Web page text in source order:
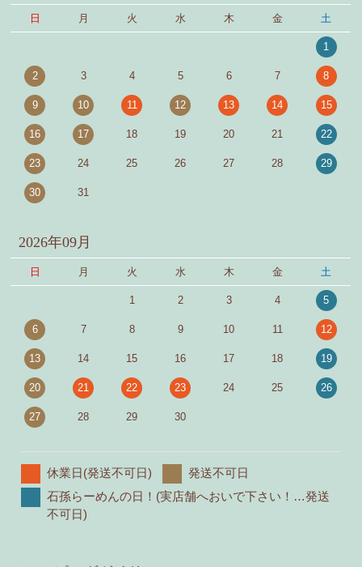
日 月 火 水 木 金 土
1
2 3 4 5 6 7 8
9 10 11 12 13 14 15
16 17 18 19 20 21 22
23 24 25 26 27 28 29
30 31
2026年09月
日 月 火 水 木 金 土
1 2 3 4 5
6 7 8 9 10 11 12
13 14 15 16 17 18 19
20 21 22 23 24 25 26
27 28 29 30
休業日(発送不可日)
発送不可日
石孫らーめんの日！(実店舗へおいで下さい！…発送
不可日)